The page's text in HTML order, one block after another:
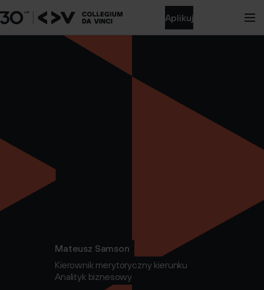
Aplikuj
Mateusz Samson
Kierownik merytoryczny kierunku
Analityk biznesowy